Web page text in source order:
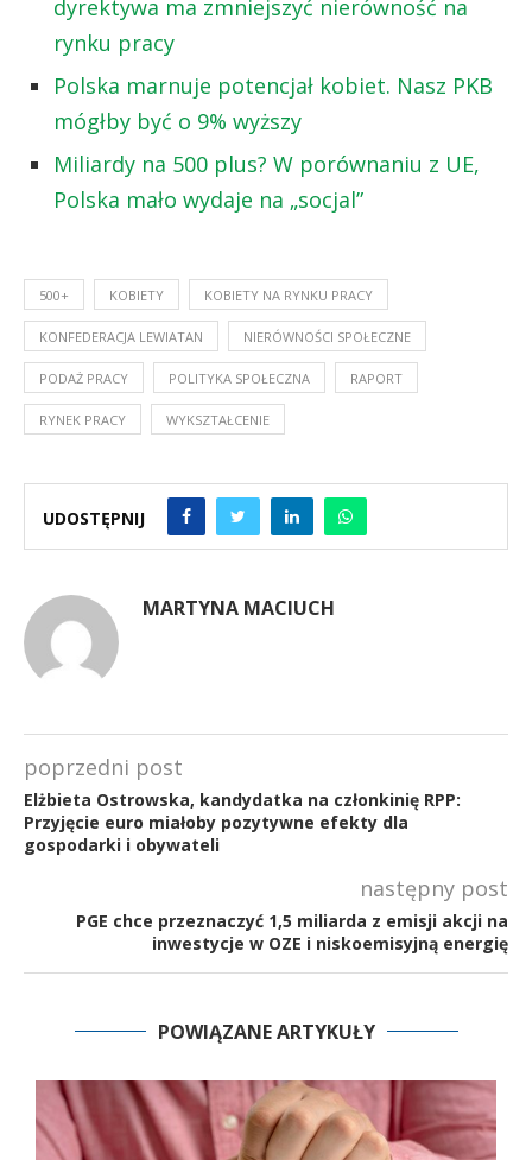
dyrektywa ma zmniejszyć nierówność na
rynku pracy
Polska marnuje potencjał kobiet. Nasz PKB
mógłby być o 9% wyższy
Miliardy na 500 plus? W porównaniu z UE,
Polska mało wydaje na „socjal”
500+ KOBIETY KOBIETY NA RYNKU PRACY
KONFEDERACJA LEWIATAN NIERÓWNOŚCI SPOŁECZNE
PODAŻ PRACY POLITYKA SPOŁECZNA RAPORT
RYNEK PRACY WYKSZTAŁCENIE
UDOSTĘPNIJ
MARTYNA MACIUCH
poprzedni post
Elżbieta Ostrowska, kandydatka na członkinię RPP:
Przyjęcie euro miałoby pozytywne efekty dla
gospodarki i obywateli
następny post
PGE chce przeznaczyć 1,5 miliarda z emisji akcji na
inwestycje w OZE i niskoemisyjną energię
POWIĄZANE ARTYKUŁY